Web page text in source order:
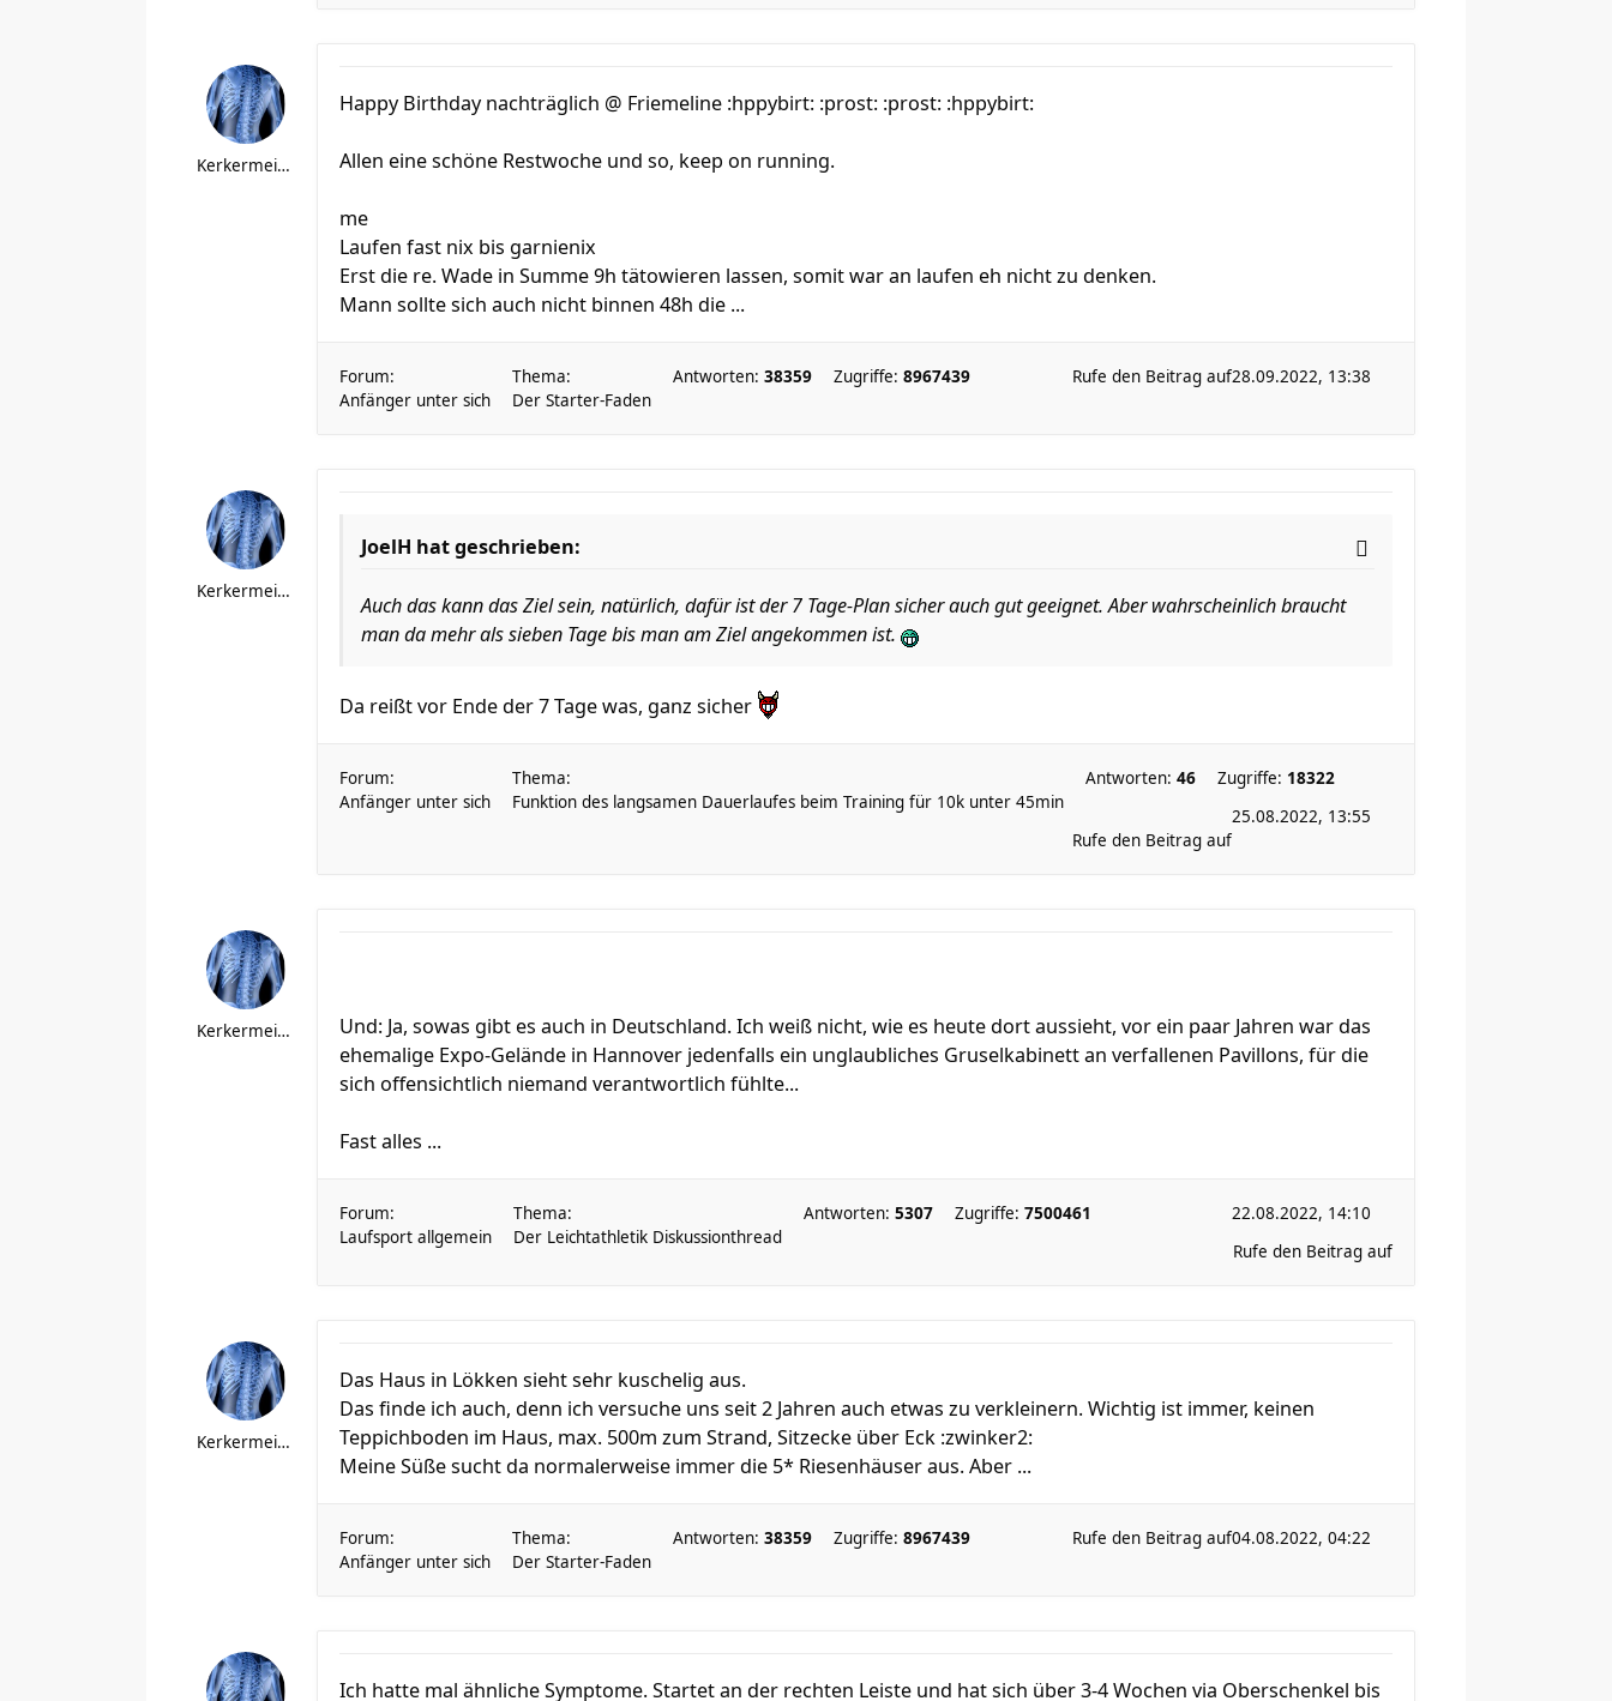
Kerkermeister
Happy Birthday nachträglich @ Friemeline :hppybirt: :prost: :prost: :hppybirt:
Allen eine schöne Restwoche und so, keep on running.
me
Laufen fast nix bis garnienix
Erst die re. Wade in Summe 9h tätowieren lassen, somit war an laufen eh nicht zu denken.
Mann sollte sich auch nicht binnen 48h die ...
Forum:
Anfänger unter sich
Thema:
Der Starter-Faden
Antworten: 38359 Zugriffe: 8967439 28.09.2022, 13:38
Rufe den Beitrag auf
Kerkermeister
JoelH hat geschrieben:
Auch das kann das Ziel sein, natürlich, dafür ist der 7 Tage-Plan sicher auch gut geeignet. Aber wahrscheinlich braucht
man da mehr als sieben Tage bis man am Ziel angekommen ist.
Da reißt vor Ende der 7 Tage was, ganz sicher
Forum:
Anfänger unter sich
Thema:
Funktion des langsamen Dauerlaufes beim Training für 10k unter 45min
Antworten: 46 Zugriffe: 18322
25.08.2022, 13:55
Rufe den Beitrag auf
Kerkermeister
Und: Ja, sowas gibt es auch in Deutschland. Ich weiß nicht, wie es heute dort aussieht, vor ein paar Jahren war das
ehemalige Expo-Gelände in Hannover jedenfalls ein unglaubliches Gruselkabinett an verfallenen Pavillons, für die
sich offensichtlich niemand verantwortlich fühlte...
Fast alles ...
Forum:
Laufsport allgemein
Thema:
Der Leichtathletik Diskussionthread
Antworten: 5307 Zugriffe: 7500461
22.08.2022, 14:10
Rufe den Beitrag auf
Kerkermeister
Das Haus in Lökken sieht sehr kuschelig aus.
Das finde ich auch, denn ich versuche uns seit 2 Jahren auch etwas zu verkleinern. Wichtig ist immer, keinen
Teppichboden im Haus, max. 500m zum Strand, Sitzecke über Eck :zwinker2:
Meine Süße sucht da normalerweise immer die 5* Riesenhäuser aus. Aber ...
Forum:
Anfänger unter sich
Thema:
Der Starter-Faden
Antworten: 38359 Zugriffe: 8967439 04.08.2022, 04:22
Rufe den Beitrag auf
Ich hatte mal ähnliche Symptome. Startet an der rechten Leiste und hat sich über 3-4 Wochen via Oberschenkel bis